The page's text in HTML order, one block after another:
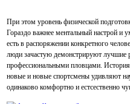
При этом уровень физической
Гораздо важнее ментальный настрой и
есть в распоряжении конкретного
люди зачастую демонстрируют лучшие
профессиональными пловцами.
новые и новые спортсмены удивляют
одинаково комфортно и естсественно